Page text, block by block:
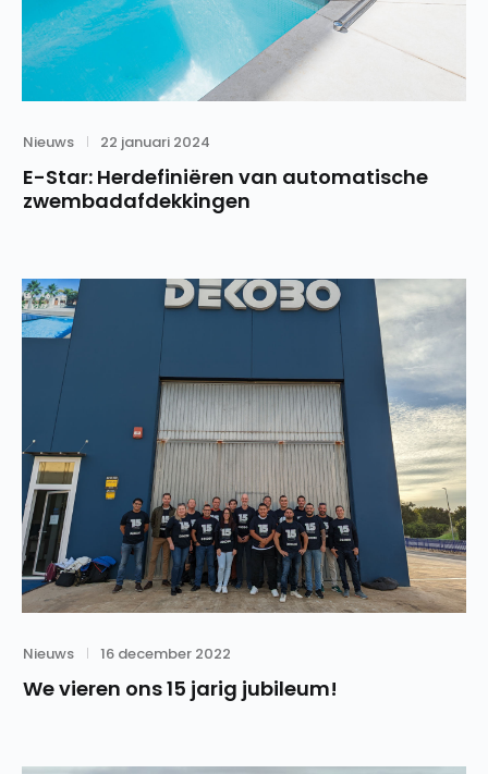
Category
Nieuws
Posted
22 januari 2024
E-Star: Herdefiniëren van automatische
zwembadafdekkingen
Category
Nieuws
Posted
16 december 2022
We vieren ons 15 jarig jubileum!